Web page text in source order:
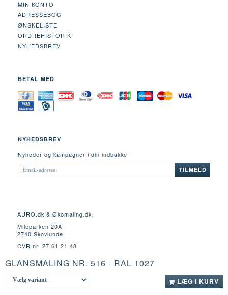
MIN KONTO
ADRESSEBOG
ØNSKELISTE
ORDREHISTORIK
NYHEDSBREV
BETAL MED
NYHEDSBREV
Nyheder og kampagner i din indbakke
ADRESSE
TILMELD
AURO.dk & Økomaling.dk
Mileparken 20A
2740 Skovlunde
CVR nr. 27 61 21 48
Fortrydelsesret
GLANSMALING NR. 516 - RAL 1027
LÆG I KURV